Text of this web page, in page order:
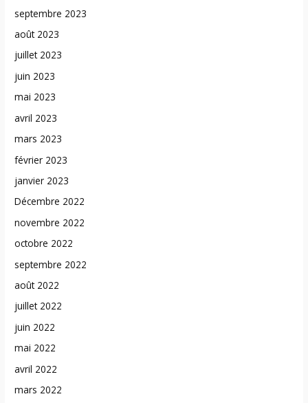
septembre 2023
août 2023
juillet 2023
juin 2023
mai 2023
avril 2023
mars 2023
février 2023
janvier 2023
Décembre 2022
novembre 2022
octobre 2022
septembre 2022
août 2022
juillet 2022
juin 2022
mai 2022
avril 2022
mars 2022